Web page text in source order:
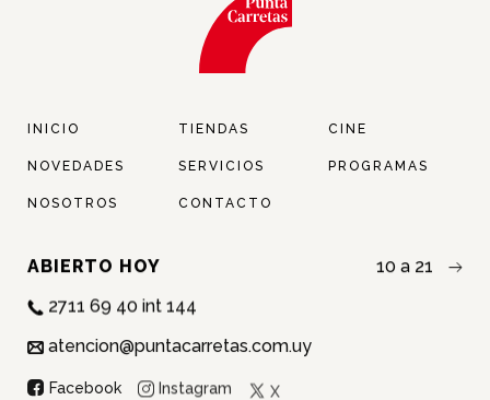
INICIO TIENDAS CINE
NOVEDADES SERVICIOS PROGRAMAS
NOSOTROS CONTACTO
ABIERTO HOY
10 a 21
2711 69 40 int 144
atencion@puntacarretas.com.uy
Facebook Instagram X